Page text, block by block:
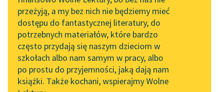
online z tłumaczkami
literatury skandynawskiej
Spotkanie z Katarzyną
Tunkiel w Oslo
102. lata temu zmarł
Joseph Conrad
API
OAI-PMH
Widget Wolnych Lektur
Przypisy
przeżyją, a my bez nich nie będziemy mieć
dostępu do fantastycznej literatury, do
potrzebnych materiałów, które bardzo
często przydają się naszym dzieciom w
szkołach albo nam samym w pracy, albo
po prostu do przyjemności, jaką dają nam
książki. Także kochani, wspierajmy Wolne
chacie. Ogarniał go
coraz większy...
Czytaj więcej